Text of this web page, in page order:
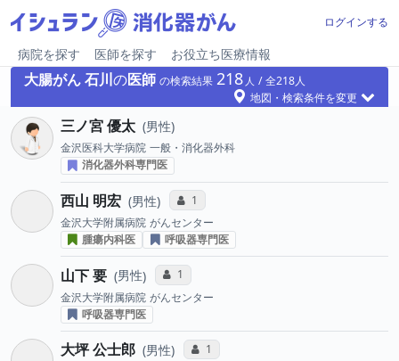
ログインする
病院を探す 医師を探す お役立ち医療情報
大腸がん石川の医師 の検索結果 218 218
地図・検索条件を変更
三ノ宮 優太 男性
金沢医科大学病院 一般・消化器外科
消化器外科専門医
西山 明宏 男性 コミュニケーション・タイプ投票数
1
金沢大学附属病院 がんセンター
腫瘍内科医
呼吸器専門医
山下 要 男性 コミュニケーション・タイプ投票数
1
金沢大学附属病院 がんセンター
呼吸器専門医
大坪 公士郎 男性 コミュニケーション・タイプ投票数
1